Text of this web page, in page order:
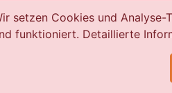
setzen Cookies und Analyse-
funktioniert. Detaillierte